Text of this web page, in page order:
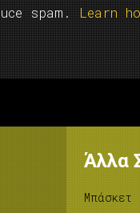
spam. Learn
Άλλα
Μπάσκετ